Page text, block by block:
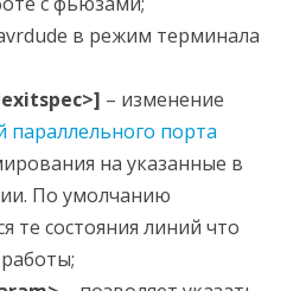
в режим терминала
– изменение
параллельного порта
на указанные в
По умолчанию
те состояния линий что